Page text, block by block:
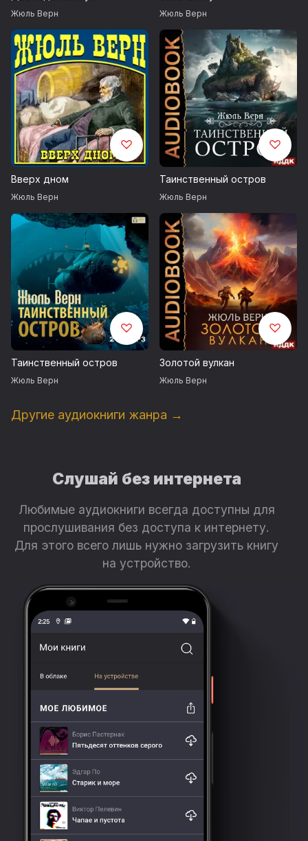
Жюль Верн Жюль Верн
Вверх дном
Жюль Верн
Таинственный остров
Жюль Верн
Таинственный остров
Жюль Верн
Золотой вулкан
Жюль Верн
Другие аудиокниги жанра →
Слушай без интернета
Любимые аудиокниги всегда доступны для
прослушивания без доступа к интернету.
Для этого всего лишь нужно загрузить книгу
на устройство.